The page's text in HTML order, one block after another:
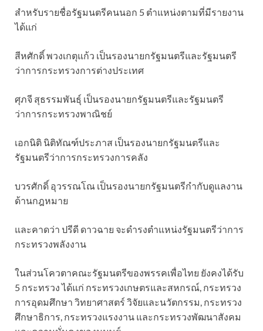
สำหรับรายชื่อรัฐมนตรีคนนอก 5 ตำแหน่งตามที่มีรายงาน
ได้แก่
สีหศักดิ์ พวงเกตุแก้ว เป็นรองนายกรัฐมนตรีและรัฐมนตรี
ว่าการกระทรวงการต่างประเทศ
ศุภจี สุธรรมพันธุ์ เป็นรองนายกรัฐมนตรีและรัฐมนตรี
ว่าการกระทรวงพาณิชย์
เอกนิติ นิติทัณฑ์ประภาส เป็นรองนายกรัฐมนตรีและ
รัฐมนตรีว่าการกระทรวงการคลัง
บวรศักดิ์ อุวรรณโณ เป็นรองนายกรัฐมนตรีกำกับดูแลงาน
ด้านกฎหมาย
และคาดว่า ปรีดี ดาวฉาย จะดำรงตำแหน่งรัฐมนตรีว่าการ
กระทรวงพลังงาน
ในส่วนโควตาคณะรัฐมนตรีของพรรคเพื่อไทย ยังคงได้รับ
5 กระทรวง ได้แก่ กระทรวงเกษตรและสหกรณ์, กระทรวง
การอุดมศึกษา วิทยาศาสตร์ วิจัยและนวัตกรรม, กระทรวง
ศึกษาธิการ, กระทรวงแรงงาน และกระทรวงพัฒนาสังคม